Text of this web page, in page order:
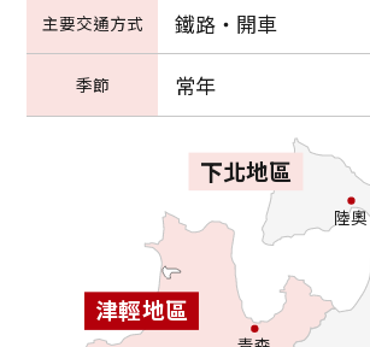
下北地區
津輕地區
陸奧
主要交通方式 鐵路・開車
季節 常年